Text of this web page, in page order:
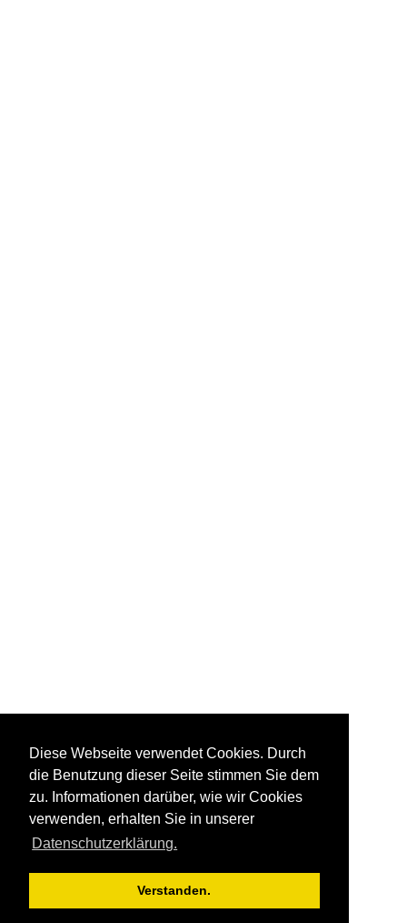
Diese Webseite verwendet Cookies. Durch
die Benutzung dieser Seite stimmen Sie dem
zu. Informationen darüber, wie wir Cookies
verwenden, erhalten Sie in unserer
Datenschutzerklärung.
Verstanden.